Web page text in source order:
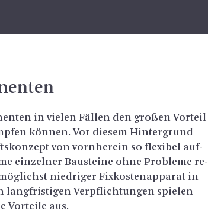
in vie­len Fäl­len den gro­ßen Vor­teil
kön­nen. Vor die­sem Hin­ter­grund
von vorn­her­ein so fle­xi­bel auf­
ein­zel­ner Bau­stei­ne ohne Pro­ble­me re­
nied­ri­ger Fix­kos­ten­ap­pa­rat in
lang­fris­ti­gen Ver­pflich­tun­gen spie­len
Vor­tei­le aus.